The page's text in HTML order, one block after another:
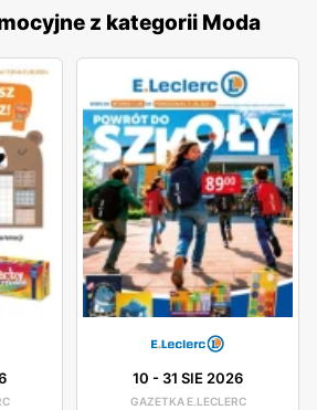
i trwałe. Firma dba o
wprowadzając do swojej oferty
oraz dbając o odpowiedzialne źródła
Dzięki temuC&Azyskała
którzy cenią sobie etyczne
C&Aznajdują się w dogodnych
całej Polski, co ułatwia dostęp do
i akcesoriów dla szerokiego grona
na profesjonalną obsługę oraz
produktów, oferując
na każdym etapie zakupów.
z kategorii Moda
10 - 31 SIE 2026
GAZETKA E.LECLERC